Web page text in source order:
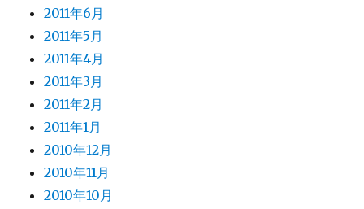
2011年6月
2011年5月
2011年4月
2011年3月
2011年2月
2011年1月
2010年12月
2010年11月
2010年10月